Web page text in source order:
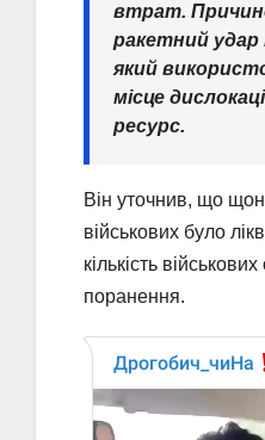
втрат.
ракетний удар
який
місце
ресурс.
Він уточнив, що
військових було
кількість
поранення.